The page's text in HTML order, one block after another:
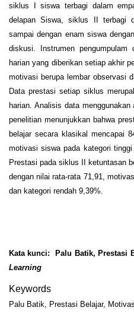
siklus I siswa terbagi dalam
delapan Siswa, siklus II terbagi
sampai dengan enam siswa
diskusi. Instrumen
harian yang diberikan setiap akhir
motivasi berupa lembar observasi
Data prestasi setiap siklus
harian. Analisis data
penelitian menunjukkan bahwa
belajar secara klasikal mencapai
motivasi siswa pada kategori
Prestasi pada siklus II ketuntasan
dengan nilai rata-rata 71,91,
dan kategori rendah 9,39%.
Kata kunci: Palu Batik, Prestasi
Learning
Keywords
Palu Batik, Prestasi Belajar,